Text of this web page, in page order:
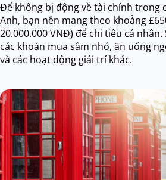
Để không bị động về tài chính trong
Anh, bạn nên mang theo khoảng
20.000.000 VNĐ) để chi tiêu cá
các khoản mua sắm nhỏ, ăn uống
và các hoạt động giải trí khác.